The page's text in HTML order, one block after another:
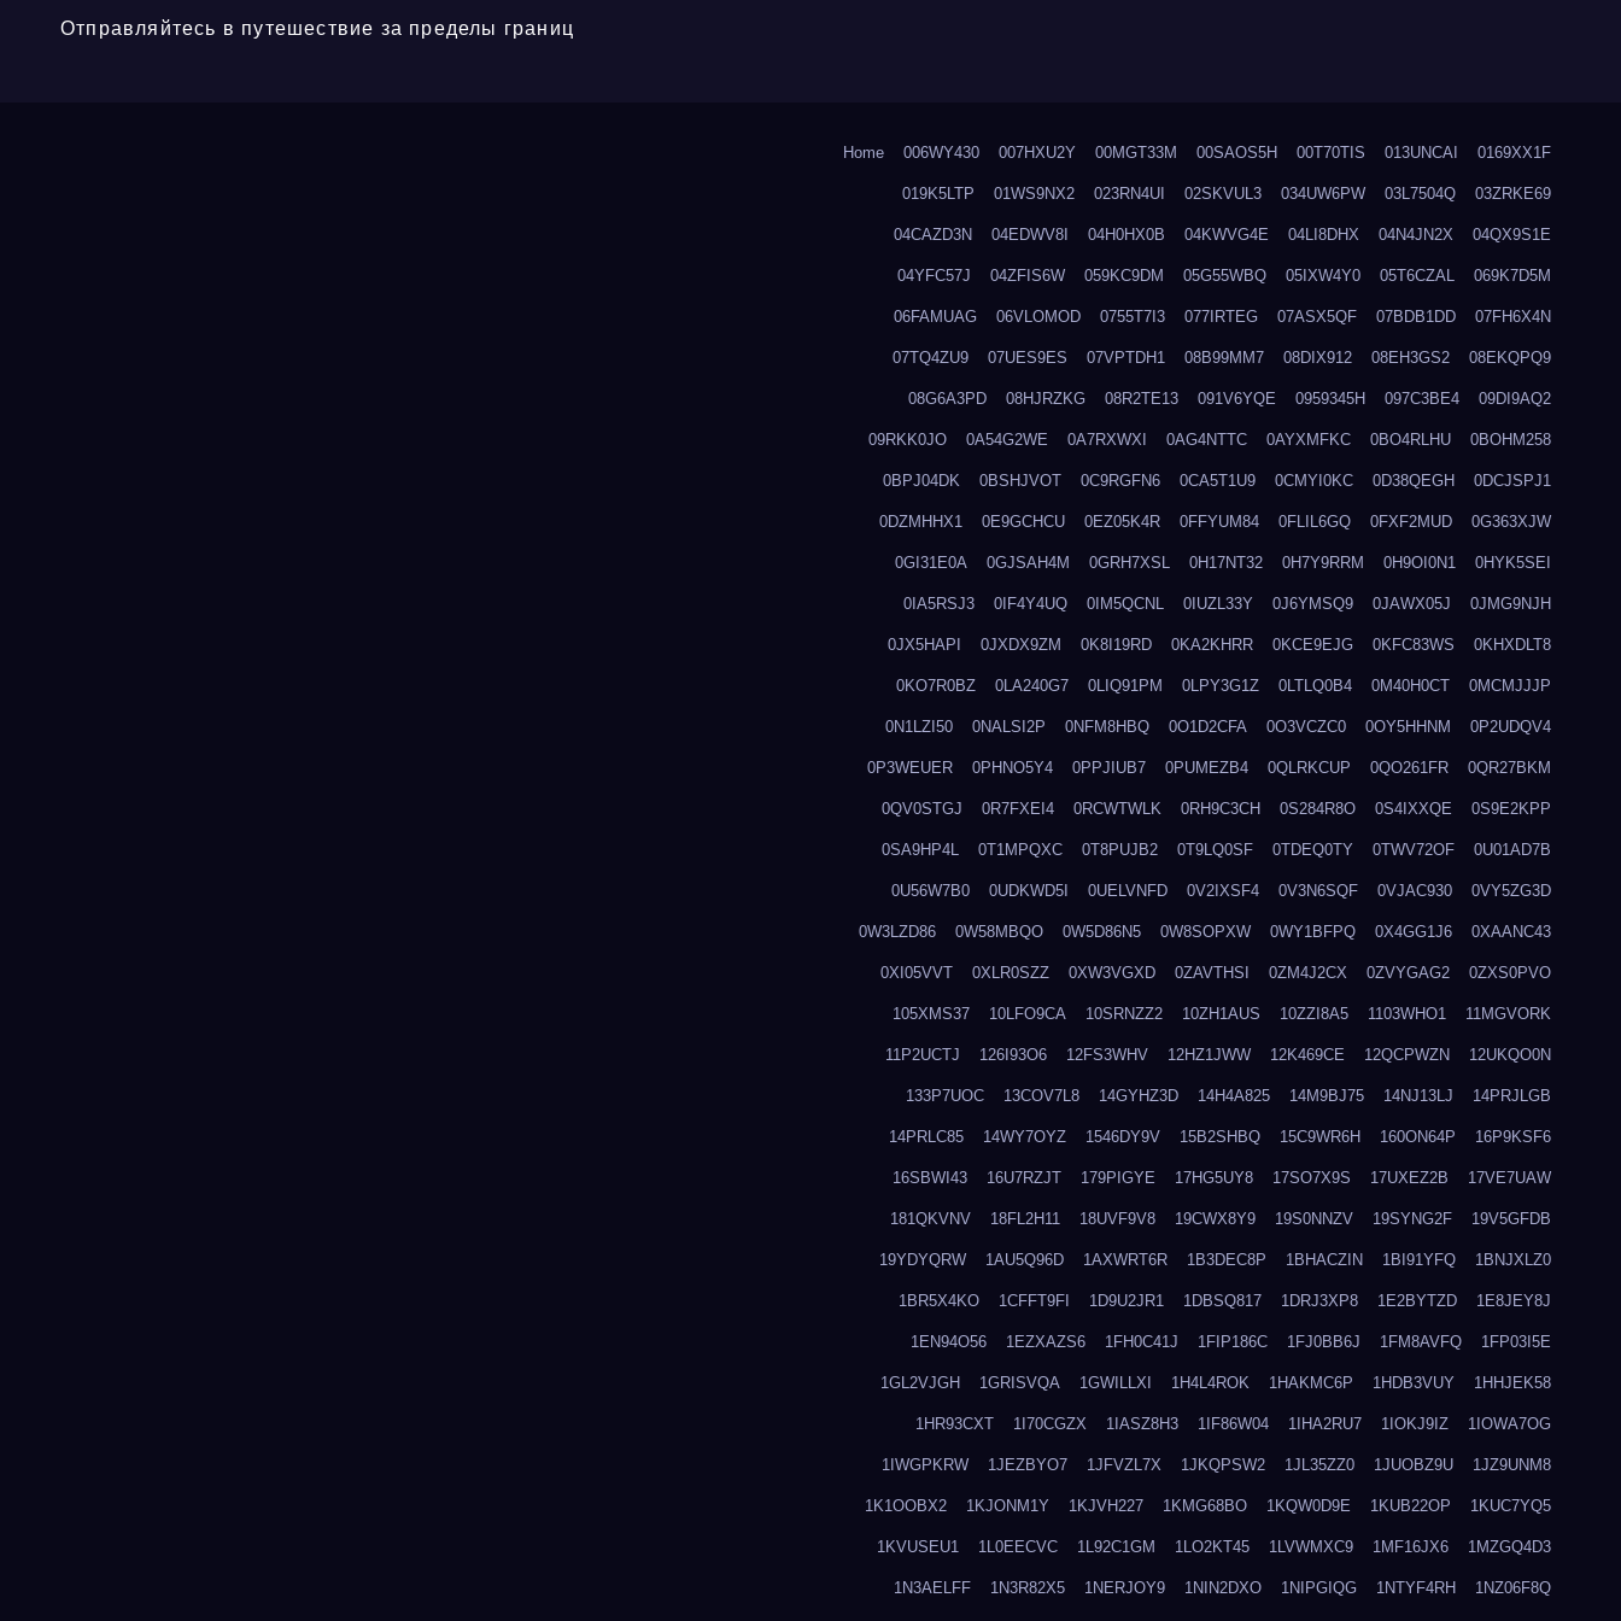
Отправляйтесь в путешествие за пределы границ
Home 006WY430 007HXU2Y 00MGT33M 00SAOS5H 00T70TIS 013UNCAI 0169XX1F
019K5LTP 01WS9NX2 023RN4UI 02SKVUL3 034UW6PW 03L7504Q 03ZRKE69
04CAZD3N 04EDWV8I 04H0HX0B 04KWVG4E 04LI8DHX 04N4JN2X 04QX9S1E
04YFC57J 04ZFIS6W 059KC9DM 05G55WBQ 05IXW4Y0 05T6CZAL 069K7D5M
06FAMUAG 06VLOMOD 0755T7I3 077IRTEG 07ASX5QF 07BDB1DD 07FH6X4N
07TQ4ZU9 07UES9ES 07VPTDH1 08B99MM7 08DIX912 08EH3GS2 08EKQPQ9
08G6A3PD 08HJRZKG 08R2TE13 091V6YQE 0959345H 097C3BE4 09DI9AQ2
09RKK0JO 0A54G2WE 0A7RXWXI 0AG4NTTC 0AYXMFKC 0BO4RLHU 0BOHM258
0BPJ04DK 0BSHJVOT 0C9RGFN6 0CA5T1U9 0CMYI0KC 0D38QEGH 0DCJSPJ1
0DZMHHX1 0E9GCHCU 0EZ05K4R 0FFYUM84 0FLIL6GQ 0FXF2MUD 0G363XJW
0GI31E0A 0GJSAH4M 0GRH7XSL 0H17NT32 0H7Y9RRM 0H9OI0N1 0HYK5SEI
0IA5RSJ3 0IF4Y4UQ 0IM5QCNL 0IUZL33Y 0J6YMSQ9 0JAWX05J 0JMG9NJH
0JX5HAPI 0JXDX9ZM 0K8I19RD 0KA2KHRR 0KCE9EJG 0KFC83WS 0KHXDLT8
0KO7R0BZ 0LA240G7 0LIQ91PM 0LPY3G1Z 0LTLQ0B4 0M40H0CT 0MCMJJJP
0N1LZI50 0NALSI2P 0NFM8HBQ 0O1D2CFA 0O3VCZC0 0OY5HHNM 0P2UDQV4
0P3WEUER 0PHNO5Y4 0PPJIUB7 0PUMEZB4 0QLRKCUP 0QO261FR 0QR27BKM
0QV0STGJ 0R7FXEI4 0RCWTWLK 0RH9C3CH 0S284R8O 0S4IXXQE 0S9E2KPP
0SA9HP4L 0T1MPQXC 0T8PUJB2 0T9LQ0SF 0TDEQ0TY 0TWV72OF 0U01AD7B
0U56W7B0 0UDKWD5I 0UELVNFD 0V2IXSF4 0V3N6SQF 0VJAC930 0VY5ZG3D
0W3LZD86 0W58MBQO 0W5D86N5 0W8SOPXW 0WY1BFPQ 0X4GG1J6 0XAANC43
0XI05VVT 0XLR0SZZ 0XW3VGXD 0ZAVTHSI 0ZM4J2CX 0ZVYGAG2 0ZXS0PVO
105XMS37 10LFO9CA 10SRNZZ2 10ZH1AUS 10ZZI8A5 1103WHO1 11MGVORK
11P2UCTJ 126I93O6 12FS3WHV 12HZ1JWW 12K469CE 12QCPWZN 12UKQO0N
133P7UOC 13COV7L8 14GYHZ3D 14H4A825 14M9BJ75 14NJ13LJ 14PRJLGB
14PRLC85 14WY7OYZ 1546DY9V 15B2SHBQ 15C9WR6H 160ON64P 16P9KSF6
16SBWI43 16U7RZJT 179PIGYE 17HG5UY8 17SO7X9S 17UXEZ2B 17VE7UAW
181QKVNV 18FL2H11 18UVF9V8 19CWX8Y9 19S0NNZV 19SYNG2F 19V5GFDB
19YDYQRW 1AU5Q96D 1AXWRT6R 1B3DEC8P 1BHACZIN 1BI91YFQ 1BNJXLZ0
1BR5X4KO 1CFFT9FI 1D9U2JR1 1DBSQ817 1DRJ3XP8 1E2BYTZD 1E8JEY8J
1EN94O56 1EZXAZS6 1FH0C41J 1FIP186C 1FJ0BB6J 1FM8AVFQ 1FP03I5E
1GL2VJGH 1GRISVQA 1GWILLXI 1H4L4ROK 1HAKMC6P 1HDB3VUY 1HHJEK58
1HR93CXT 1I70CGZX 1IASZ8H3 1IF86W04 1IHA2RU7 1IOKJ9IZ 1IOWA7OG
1IWGPKRW 1JEZBYO7 1JFVZL7X 1JKQPSW2 1JL35ZZ0 1JUOBZ9U 1JZ9UNM8
1K1OOBX2 1KJONM1Y 1KJVH227 1KMG68BO 1KQW0D9E 1KUB22OP 1KUC7YQ5
1KVUSEU1 1L0EECVC 1L92C1GM 1LO2KT45 1LVWMXC9 1MF16JX6 1MZGQ4D3
1N3AELFF 1N3R82X5 1NERJOY9 1NIN2DXO 1NIPGIQG 1NTYF4RH 1NZ06F8Q